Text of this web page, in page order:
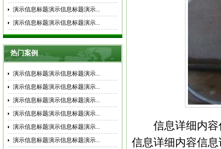
演示信息标题演示信息标题演示...
演示信息标题演示信息标题演示...
热门案例
演示信息标题演示信息标题演示...
演示信息标题演示信息标题演示...
演示信息标题演示信息标题演示...
演示信息标题演示信息标题演示...
演示信息标题演示信息标题演示...
演示信息标题演示信息标题演示...
信息详细内容
信息详细内容信